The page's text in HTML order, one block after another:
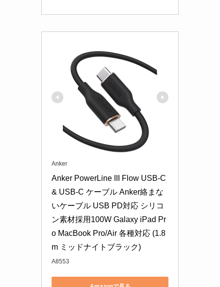
Anker
Anker PowerLine III Flow USB-C
& USB-C ケーブル Anker絡まな
いケーブル USB PD対応 シリコ
ン素材採用100W Galaxy iPad Pr
o MacBook Pro/Air 各種対応 (1.8
m ミッドナイトブラック)
A8553